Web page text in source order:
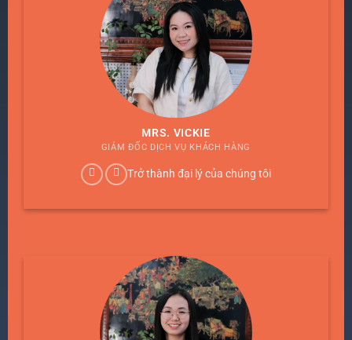
MRS. VICKIE
GIÁM ĐỐC DỊCH VỤ KHÁCH HÀNG
Trở thành đại lý của chúng tôi